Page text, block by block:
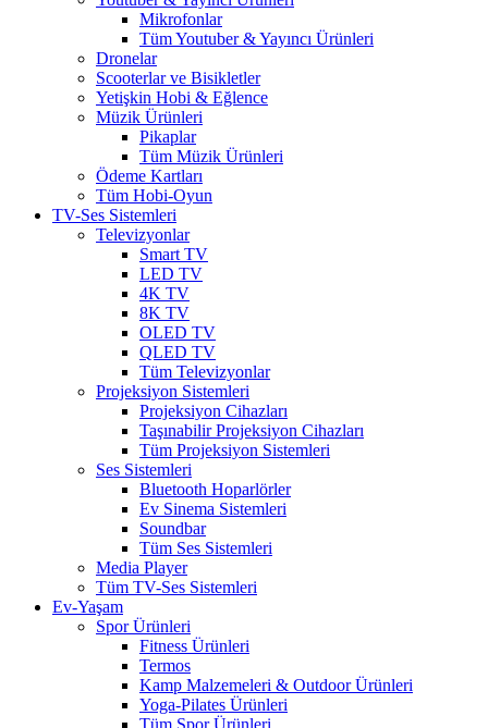
Mikrofonlar
Tüm Youtuber & Yayıncı Ürünleri
Dronelar
Scooterlar ve Bisikletler
Yetişkin Hobi & Eğlence
Müzik Ürünleri
Pikaplar
Tüm Müzik Ürünleri
Ödeme Kartları
Tüm Hobi-Oyun
TV-Ses Sistemleri
Televizyonlar
Smart TV
LED TV
4K TV
8K TV
OLED TV
QLED TV
Tüm Televizyonlar
Projeksiyon Sistemleri
Projeksiyon Cihazları
Taşınabilir Projeksiyon Cihazları
Tüm Projeksiyon Sistemleri
Ses Sistemleri
Bluetooth Hoparlörler
Ev Sinema Sistemleri
Soundbar
Tüm Ses Sistemleri
Media Player
Tüm TV-Ses Sistemleri
Ev-Yaşam
Spor Ürünleri
Fitness Ürünleri
Termos
Kamp Malzemeleri & Outdoor Ürünleri
Yoga-Pilates Ürünleri
Tüm Spor Ürünleri